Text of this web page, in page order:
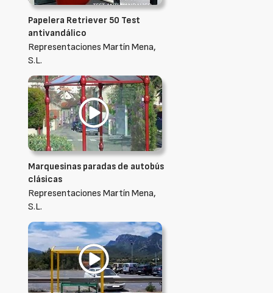
Papelera Retriever 50 Test
antivandálico
Representaciones Martín Mena,
S.L.
Marquesinas paradas de autobús
clásicas
Representaciones Martín Mena,
S.L.